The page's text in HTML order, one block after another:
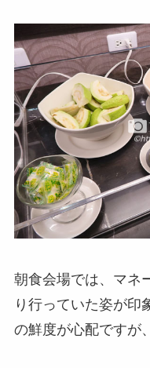
朝食会場では、マネ
り行っていた姿が印
の鮮度が心配ですが